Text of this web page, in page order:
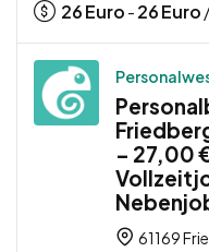
26Euro - 26Euro
– 27,00
61169